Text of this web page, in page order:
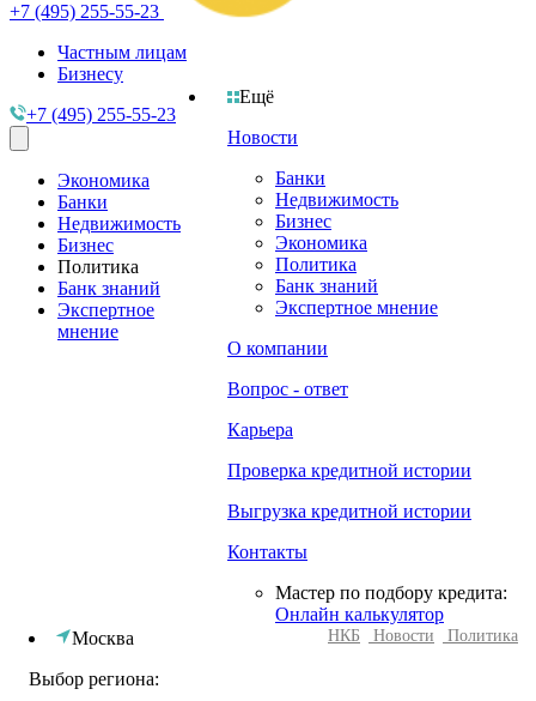
+7 (495) 255-55-23
Частным лицам
Бизнесу
Ещё
Новости
Банки
Недвижимость
Бизнес
Экономика
Политика
Банк знаний
Экспертное мнение
О компании
Вопрос - ответ
Карьера
Проверка кредитной истории
Выгрузка кредитной истории
Контакты
Мастер по подбору кредита:
Онлайн калькулятор
Москва
Выбор региона:
+7 (495) 255-55-23
Экономика
Банки
Недвижимость
Бизнес
Политика
Банк знаний
Экспертное
мнение
НКБ Новости Политика